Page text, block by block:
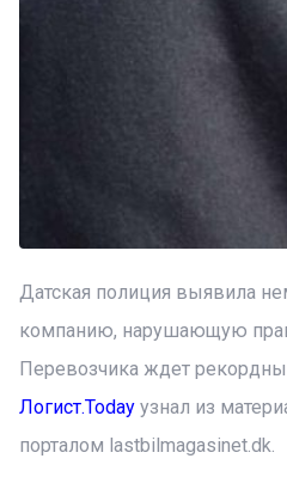
Датская полиция выявила
компанию, нарушающую
Перевозчика ждет
Логист.Today узнал из
порталом lastbilmagasinet.dk.